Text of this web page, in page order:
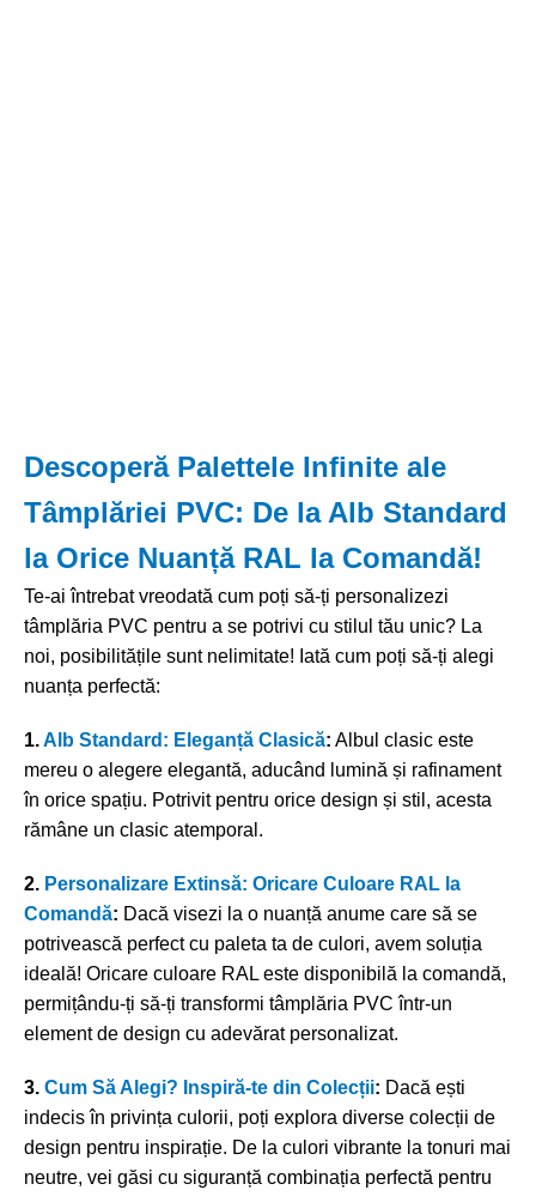
Descoperă Palettele Infinite ale
Tâmplăriei PVC: De la Alb Standard
la Orice Nuanță RAL la Comandă!
Te-ai întrebat vreodată cum poți să-ți personalizezi
tâmplăria PVC pentru a se potrivi cu stilul tău unic? La
noi, posibilitățile sunt nelimitate! Iată cum poți să-ți alegi
nuanța perfectă:
1.Alb Standard: Eleganță Clasică: Albul clasic este
mereu o alegere elegantă, aducând lumină și rafinament
în orice spațiu. Potrivit pentru orice design și stil, acesta
rămâne un clasic atemporal.
2. Personalizare Extinsă: Oricare Culoare RAL la
Comandă: Dacă visezi la o nuanță anume care să se
potrivească perfect cu paleta ta de culori, avem soluția
ideală! Oricare culoare RAL este disponibilă la comandă,
permițându-ți să-ți transformi tâmplăria PVC într-un
element de design cu adevărat personalizat.
3. Cum Să Alegi? Inspiră-te din Colecții: Dacă ești
indecis în privința culorii, poți explora diverse colecții de
design pentru inspirație. De la culori vibrante la tonuri mai
neutre, vei găsi cu siguranță combinația perfectă pentru